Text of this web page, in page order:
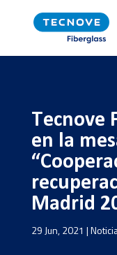
Tecnove
en la
Madrid
29 Jun, 2021 |